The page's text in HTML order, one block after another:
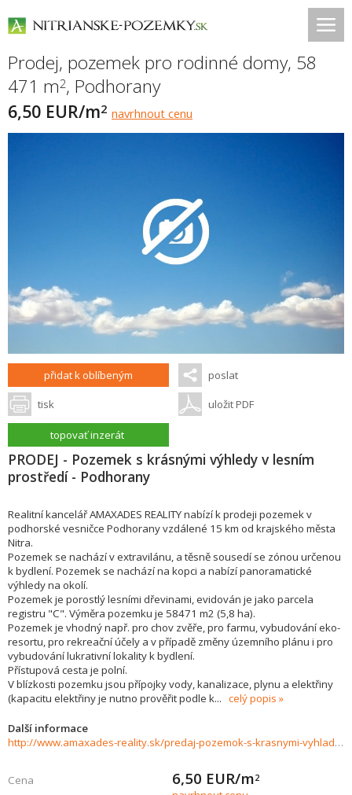
Prodej, pozemek pro rodinné domy, 58
471 m2, Podhorany
6,50 EUR/m2 navrhnout cenu
přidat k oblíbeným poslat
tisk uložit PDF
topovať inzerát
PRODEJ - Pozemek s krásnými výhledy v lesním
prostředí - Podhorany
Realitní kancelář AMAXADES REALITY nabízí k prodeji pozemek v
podhorské vesničce Podhorany vzdálené 15 km od krajského města
Nitra.
Pozemek se nachází v extravilánu, a těsně sousedí se zónou určenou
k bydlení. Pozemek se nachází na kopci a nabízí panoramatické
výhledy na okolí.
Pozemek je porostlý lesními dřevinami, evidován je jako parcela
registru "C". Výměra pozemku je 58471 m2 (5,8 ha).
Pozemek je vhodný např. pro chov zvěře, pro farmu, vybudování eko-
resortu, pro rekreační účely a v případě změny územního plánu i pro
vybudování lukrativní lokality k bydlení.
Přístupová cesta je polní.
V blízkosti pozemku jsou přípojky vody, kanalizace, plynu a elektřiny
(kapacitu elektřiny je nutno prověřit podle k... celý popis
Další informace
http://www.amaxades-reality.sk/predaj-pozemok-s-krasnymi-vyhladmi-v-lesnom-prostredi-podhorany-917002
Cena 6,50 EUR/m2